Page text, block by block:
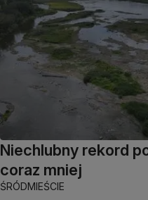
Niechlubny rekord
coraz mniej
ŚRÓDMIEŚCIE